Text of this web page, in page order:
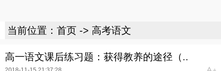
当前位置： 首页 -> 高考语文
高一语文课后练习题：获得教养的途径（..